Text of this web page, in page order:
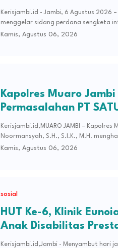
Kol. H.M.Syukur Jambi
Kerisjambi.id - Jambi, 6 Agustus 2026
menggelar sidang perdana sengketa
Kamis, Agustus 06, 2026
Kapolres Muaro
Permasalahan PT
Kepastian Hukum
Kerisjambi.id,MUARO JAMBI – Kapolres
Noormansyah, S.H., S.I.K., M.H.
Kamis, Agustus 06, 2026
sosial
HUT Ke-6, Klinik
Anak Disabilitas
Kerisjambi.id,Jambi - Menyambut hari